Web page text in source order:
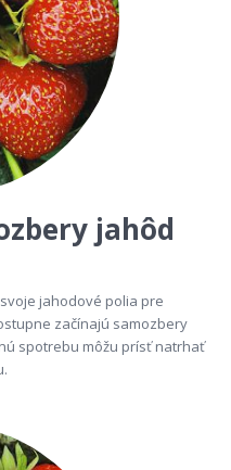
jahôd
jahodové polia pre
začínajú samozbery
spotrebu môžu prísť natrhať